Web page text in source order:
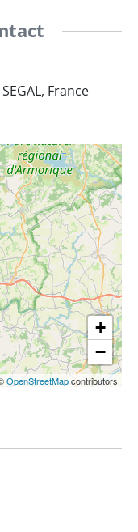
France
+
−
OpenStreetMapcontributors